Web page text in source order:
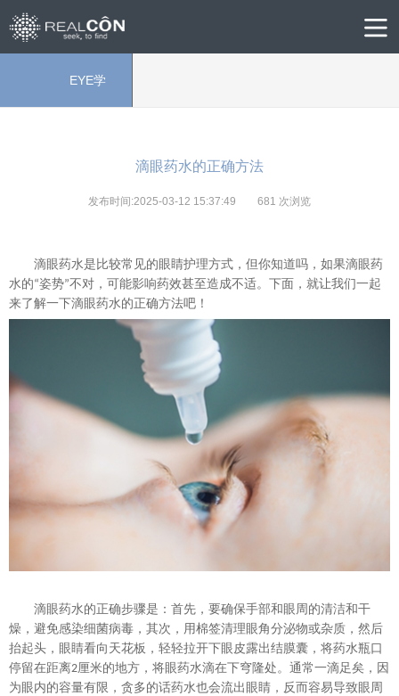
EYE学
滴眼药水的正确方法
发布时间:2025-03-12 15:37:49 681 次浏览
滴眼药水是比较常见的眼睛护理方式，但你知道吗，如果滴眼药
水的“姿势”不对，可能影响药效甚至造成不适。下面，就让我们一起
来了解一下滴眼药水的正确方法吧！
滴眼药水的正确步骤是：首先，要确保手部和眼周的清洁和干
燥，避免感染细菌病毒，其次，用棉签清理眼角分泌物或杂质，然后
抬起头，眼睛看向天花板，轻轻拉开下眼皮露出结膜囊，将药水瓶口
停留在距离2厘米的地方，将眼药水滴在下穹隆处。通常一滴足矣，因
为眼内的容量有限，贪多的话药水也会流出眼睛，反而容易导致眼周